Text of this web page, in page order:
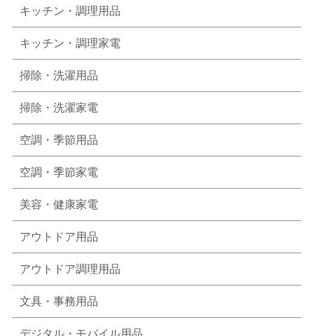
キッチン・調理用品
キッチン・調理家電
掃除・洗濯用品
掃除・洗濯家電
空調・季節用品
空調・季節家電
美容・健康家電
アウトドア用品
アウトドア調理用品
文具・事務用品